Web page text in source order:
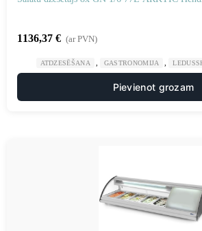
1136,37 € (ar PVN)
ATDZESĒŠANA GASTRONOMIJA
Pievienot grozam